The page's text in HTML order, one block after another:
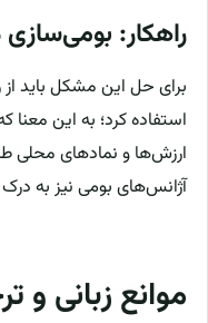
راهکار: بومی‌سازی
استفاده کرد؛ به این معنا
ارزش‌ها و نمادهای محلی
آژانس‌های بومی نیز به
موانع زبانی و